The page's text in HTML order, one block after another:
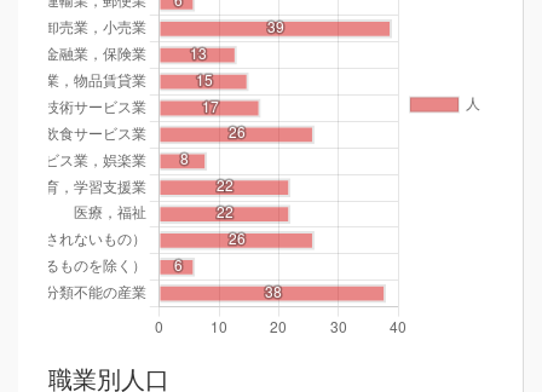
職業別人口